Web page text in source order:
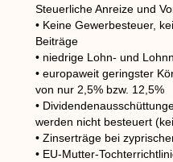
Steuerliche Anreize und
• Keine Gewerbesteuer,
Beiträge
• niedrige Lohn- und
• europaweit geringster
von nur 2,5% bzw. 12,5%
•
werden nicht besteuert
• Zinserträge bei
• EU-Mutter-